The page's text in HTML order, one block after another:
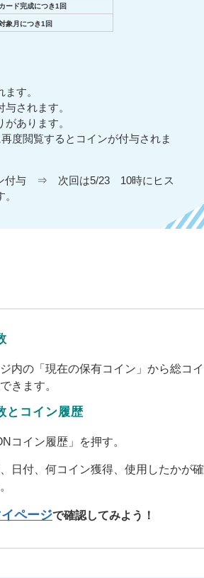
カード完成につき1回
象月につき1回
す。
されます。
あります。
度閲覧するとコインが付与されま
ン付与 ⇒ 次回は5/23 10時にヒス
内の「現在の保有コイン」から総コイ
きます。
とコイン履歴
コイン履歴」を押す。
日付、何コイン獲得、使用したかが確
ページで確認してみよう！